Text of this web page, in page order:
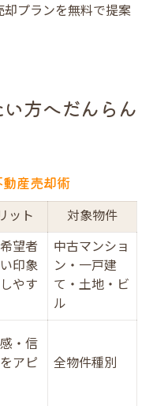
プランを無料で提案
方へだんらん
産売却術
ット
対象物件
望者
印象
やす
中古マンショ
ン・一戸建
て・土地・ビ
ル
・信
アピ
全物件種別